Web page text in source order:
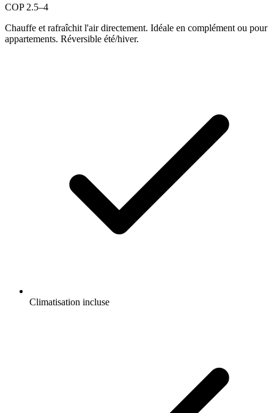
COP 2.5–4
Chauffe et rafraîchit l'air directement. Idéale en complément ou pour
appartements. Réversible été/hiver.
Climatisation incluse